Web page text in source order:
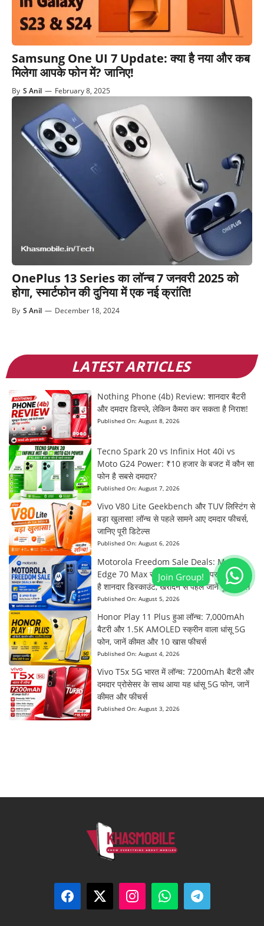
Samsung One UI 7 Update: क्या है नया और कब
मिलेगा आपके फोन में? जानिए!
By S Anil — February 8, 2025
OnePlus 13 Series का लॉन्च 7 जनवरी 2025 को
होगा, स्मार्टफोन की दुनिया में एक नई क्रांति!
By S Anil — December 18, 2024
LATEST ARTICLES
Nothing Phone (4b) Review: शानदार बैटरी
और दमदार डिस्प्ले, लेकिन कैमरा कर सकता है निराश!
Published On: August 8, 2026
Tecno Spark 20 vs Infinix Hot 40i vs
Moto G24 Power: ₹10 हजार के बजट में कौन सा
फोन है सबसे दमदार?
Published On: August 7, 2026
Vivo V80 Lite Geekbench और TUV लिस्टिंग से
बड़ा खुलासा! लॉन्च से पहले सामने आए दमदार फीचर्स,
जानिए पूरी डिटेल्स
Published On: August 6, 2026
Motorola Freedom Sale Deals: Moto
Edge 70 Max समेत इन स्मार्टफोन्स पर मिल सकता
है शानदार डिस्काउंट, खरीदने से पहले जानें पूरी डिटेल
Published On: August 5, 2026
Honor Play 11 Plus हुआ लॉन्च: 7,000mAh
बैटरी और 1.5K AMOLED स्क्रीन वाला धांसू 5G
फोन, जानें कीमत और 10 खास फीचर्स
Published On: August 4, 2026
Vivo T5x 5G भारत में लॉन्च: 7200mAh बैटरी और
दमदार प्रोसेसर के साथ आया यह धांसू 5G फोन, जानें
कीमत और फीचर्स
Published On: August 3, 2026